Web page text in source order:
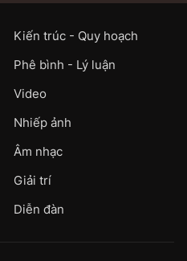
Kiến trúc - Quy hoạch
Phê bình - Lý luận
Video
Nhiếp ảnh
Âm nhạc
Giải trí
Diễn đàn